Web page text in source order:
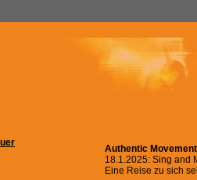
Authentic
18.1.2025: Sing and
Eine Reise zu sich